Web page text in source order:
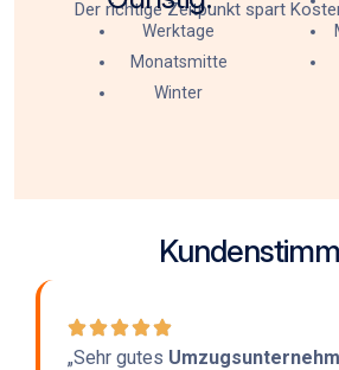
Der richtige Zeitpunkt spart
Werktage
Monatsmitte
Winter
„Sehr gutes